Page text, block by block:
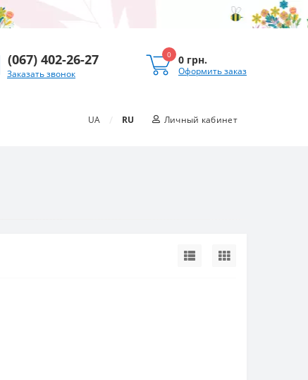
(067) 402-26-27
Заказать звонок
0 0 грн.
Оформить заказ
UA / RU Личный кабинет